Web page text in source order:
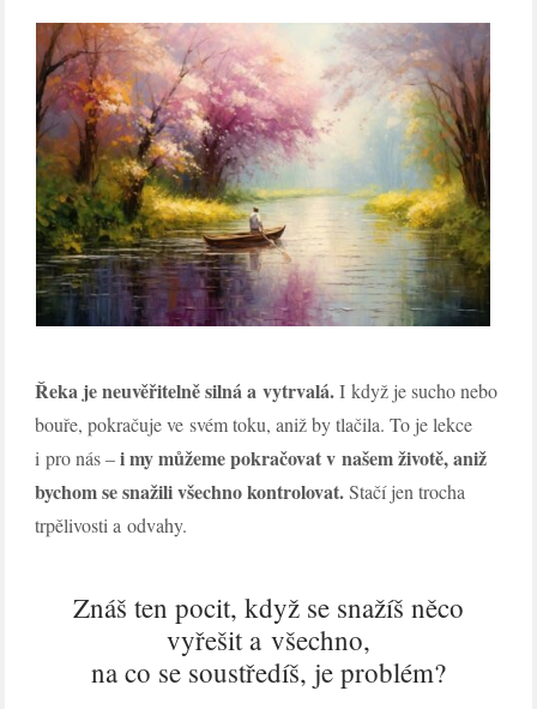
Řeka je neuvěřitelně silná a vytrvalá.I když je sucho nebo
bouře, pokračuje ve svém toku, aniž by tlačila. To je lekce
i pro nás –i my můžeme pokračovat v našem životě, aniž
bychom se snažili všechno kontrolovat.Stačí jen trocha
trpělivosti a odvahy.
Znáš ten pocit, když se snažíš něco
vyřešit a všechno,
na co se soustředíš, je problém?